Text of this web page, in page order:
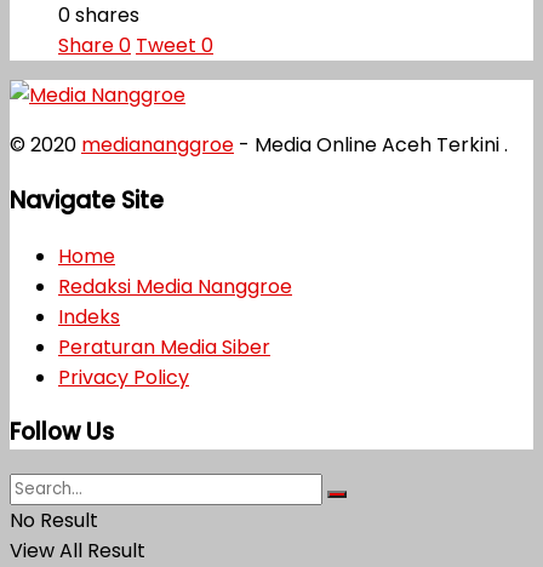
0 shares
Share0 Tweet 0
© 2020 mediananggroe - Media Online Aceh Terkini .
Navigate Site
Home
Redaksi Media Nanggroe
Indeks
Peraturan Media Siber
Privacy Policy
Follow Us
No Result
View All Result